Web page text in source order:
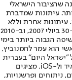
שהציבור הישראלי
עיתונות שמדברת
עיתונות אחרת וללא
תשלום. המהדורה המודפסת הראשונה פורסמה ב-30 ביולי 2007, וב-2010
הגבוה ביותר בימי
הוא עמר לחמנוביץ,
"ישראל היום" בעברית
ובאנגלית, כמו כן היישומונים (אפליקציות) לאנדרואיד ול-iOS, מציגים
ניתוחים ופרשנויות,